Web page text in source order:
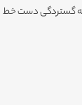
به گستردگی دست خط